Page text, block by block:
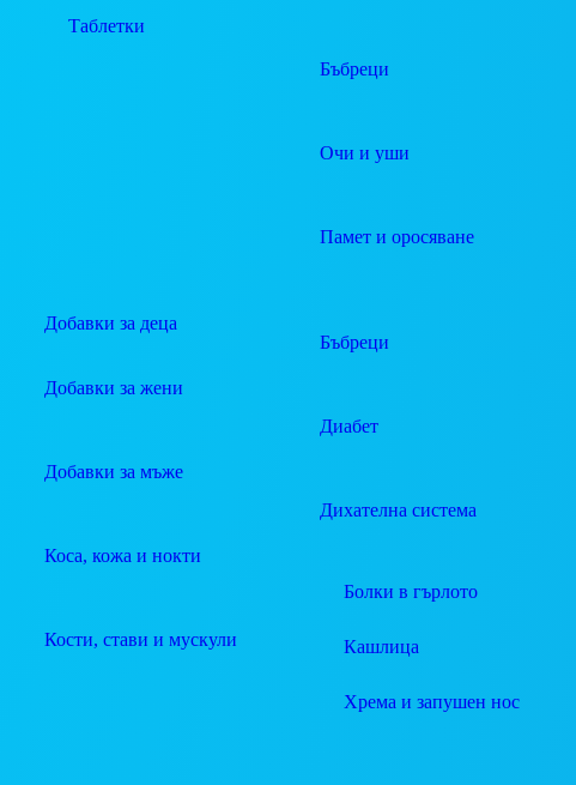
Таблетки
Бъбреци
Очи и уши
Памет и оросяване
Добавки за деца
Добавки за жени
Добавки за мъже
Коса, кожа и нокти
Кости, стави и мускули
Бъбреци
Диабет
Дихателна система
Болки в гърлото
Кашлица
Хрема и запушен нос